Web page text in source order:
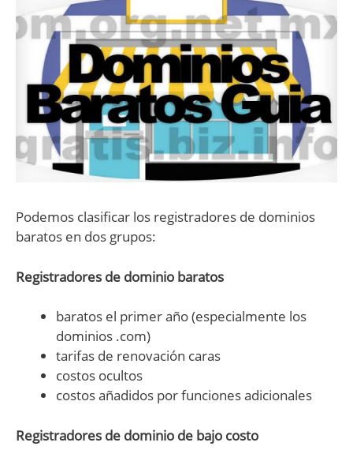
Podemos clasificar los registradores de dominios
baratos en dos grupos:
Registradores de dominio baratos
baratos el primer año (especialmente los
dominios .com)
tarifas de renovación caras
costos ocultos
costos añadidos por funciones adicionales
Registradores de dominio de bajo costo